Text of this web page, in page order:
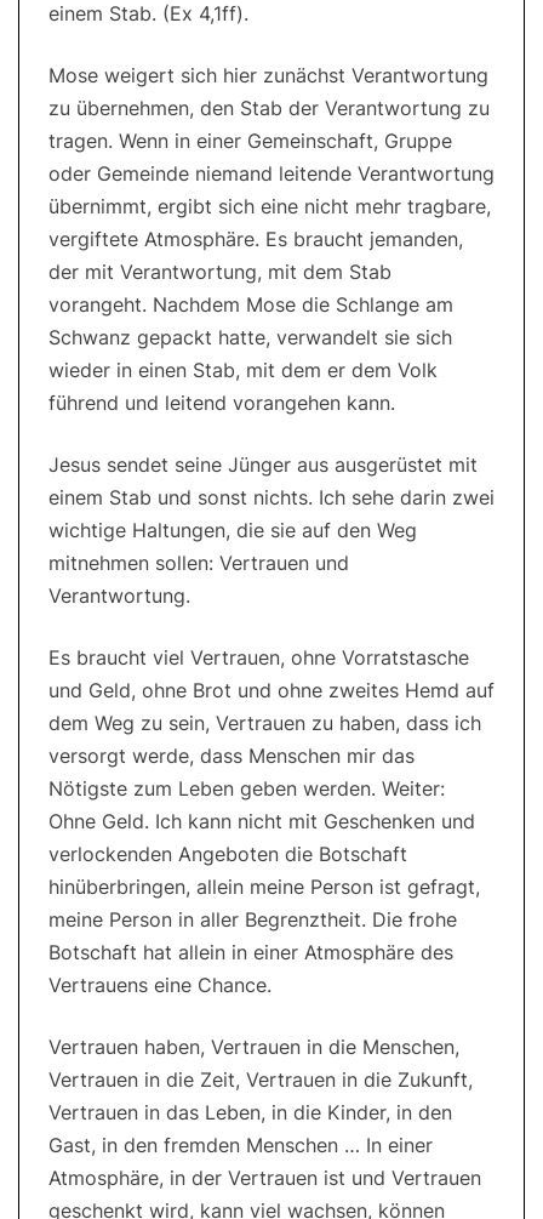
einem Stab. (Ex 4,1ff).
Mose weigert sich hier zunächst Verantwortung
zu übernehmen, den Stab der Verantwortung zu
tragen. Wenn in einer Gemeinschaft, Gruppe
oder Gemeinde niemand leitende Verantwortung
übernimmt, ergibt sich eine nicht mehr tragbare,
vergiftete Atmosphäre. Es braucht jemanden,
der mit Verantwortung, mit dem Stab
vorangeht. Nachdem Mose die Schlange am
Schwanz gepackt hatte, verwandelt sie sich
wieder in einen Stab, mit dem er dem Volk
führend und leitend vorangehen kann.
Jesus sendet seine Jünger aus ausgerüstet mit
einem Stab und sonst nichts. Ich sehe darin zwei
wichtige Haltungen, die sie auf den Weg
mitnehmen sollen: Vertrauen und
Verantwortung.
Es braucht viel Vertrauen, ohne Vorratstasche
und Geld, ohne Brot und ohne zweites Hemd auf
dem Weg zu sein, Vertrauen zu haben, dass ich
versorgt werde, dass Menschen mir das
Nötigste zum Leben geben werden. Weiter:
Ohne Geld. Ich kann nicht mit Geschenken und
verlockenden Angeboten die Botschaft
hinüberbringen, allein meine Person ist gefragt,
meine Person in aller Begrenztheit. Die frohe
Botschaft hat allein in einer Atmosphäre des
Vertrauens eine Chance.
Vertrauen haben, Vertrauen in die Menschen,
Vertrauen in die Zeit, Vertrauen in die Zukunft,
Vertrauen in das Leben, in die Kinder, in den
Gast, in den fremden Menschen … In einer
Atmosphäre, in der Vertrauen ist und Vertrauen
geschenkt wird, kann viel wachsen, können